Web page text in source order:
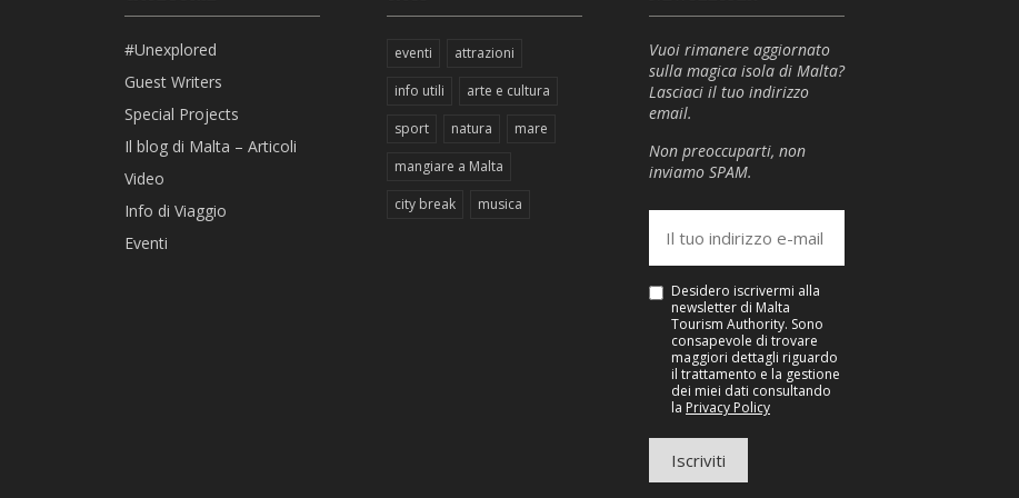
#Unexplored
Guest Writers
Special Projects
Il blog di Malta – Articoli
Video
Info di Viaggio
Eventi
eventi
attrazioni
info utili
arte e cultura
sport
natura
mare
mangiare a Malta
city break
musica
Vuoi rimanere aggiornato
sulla magica isola di Malta?
Lasciaci il tuo indirizzo
email.
Non preoccuparti, non
inviamo SPAM.
Desidero iscrivermi alla
newsletter di Malta
Tourism Authority. Sono
consapevole di trovare
maggiori dettagli riguardo
il trattamento e la gestione
dei miei dati consultando
la Privacy Policy
Iscriviti